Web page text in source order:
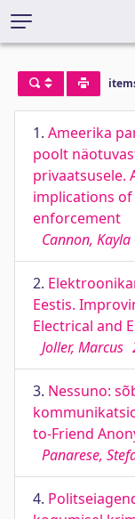
1. Ameerika
poolt
privaatsusele.
implications
enforcement
Cannon, Kayla
2.
Eestis.
Electrical and
Joller, Marcus
3. Nessuno:
to-Friend
Panarese,
4.